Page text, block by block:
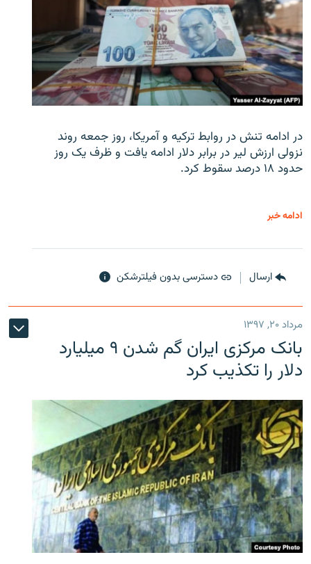
در ادامه تنش در روابط ترکیه و آمریکا، روز جمعه روند
نزولی ارزش لیر در برابر دلار ادامه یافت و ظرف یک روز
حدود ۱۸ درصد سقوط کرد.
ادامه خبر
ارسال دسترسی بدون فیلترشکن
مرداد ۲۰, ۱۳۹۷
بانک مرکزی ایران گم شدن ۹ میلیارد
دلار را تکذیب کرد